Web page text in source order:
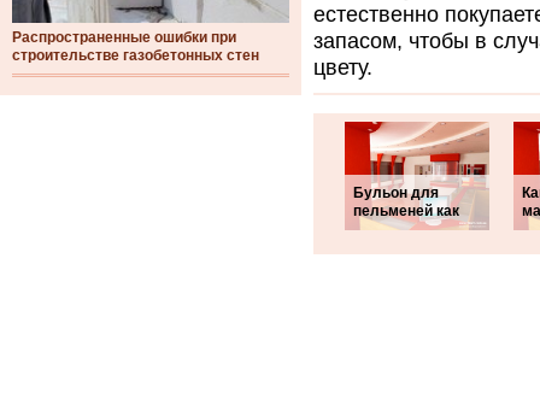
Распространенные ошибки при
строительстве газобетонных стен
естественно
запасом, чтобы в
цвету.
Бульон для
пельменей как